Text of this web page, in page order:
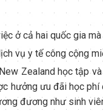
ở cả hai quốc gia
vụ y tế công cộng
Zealand học tập
hưởng ưu đãi học
đương như sinh